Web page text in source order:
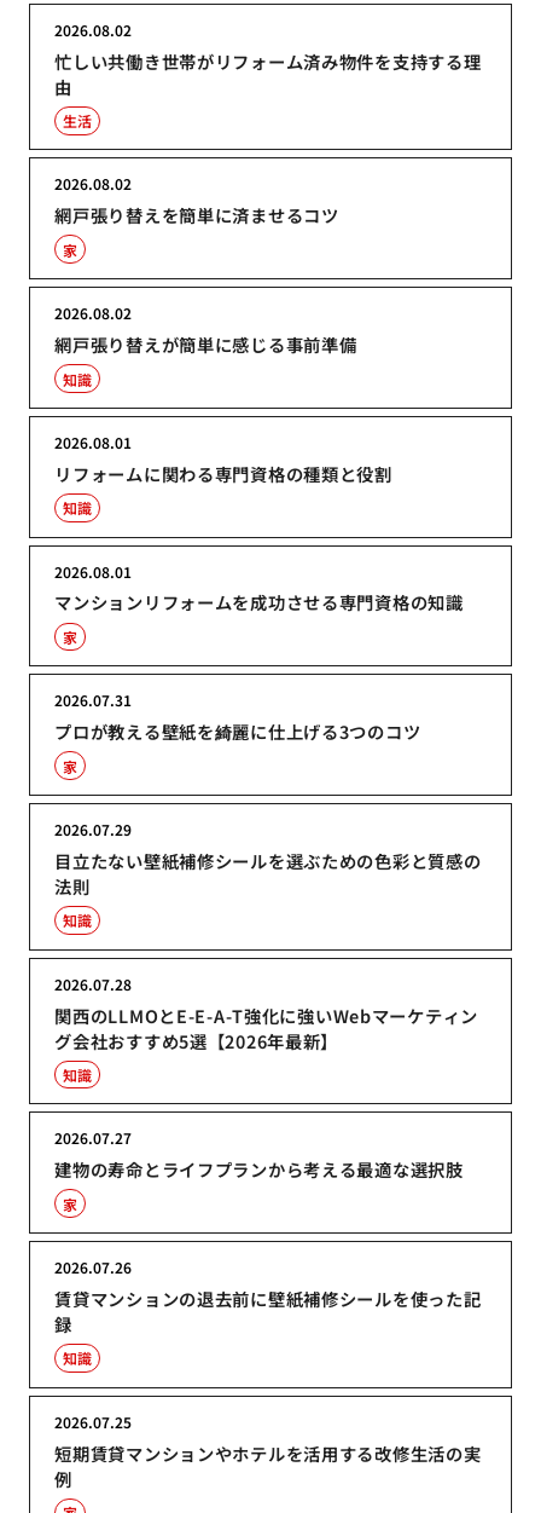
忙しい共働き世帯がリフォーム済み物件を支持する理
由
2026.08.02
生活
網戸張り替えを簡単に済ませるコツ
2026.08.02
家
網戸張り替えが簡単に感じる事前準備
2026.08.02
知識
リフォームに関わる専門資格の種類と役割
2026.08.01
知識
マンションリフォームを成功させる専門資格の知識
2026.08.01
家
プロが教える壁紙を綺麗に仕上げる3つのコツ
2026.07.31
家
目立たない壁紙補修シールを選ぶための色彩と質感の
法則
2026.07.29
知識
関西のLLMOとE-E-A-T強化に強いWebマーケティン
グ会社おすすめ5選【2026年最新】
2026.07.28
知識
建物の寿命とライフプランから考える最適な選択肢
2026.07.27
家
賃貸マンションの退去前に壁紙補修シールを使った記
録
2026.07.26
知識
短期賃貸マンションやホテルを活用する改修生活の実
例
2026.07.25